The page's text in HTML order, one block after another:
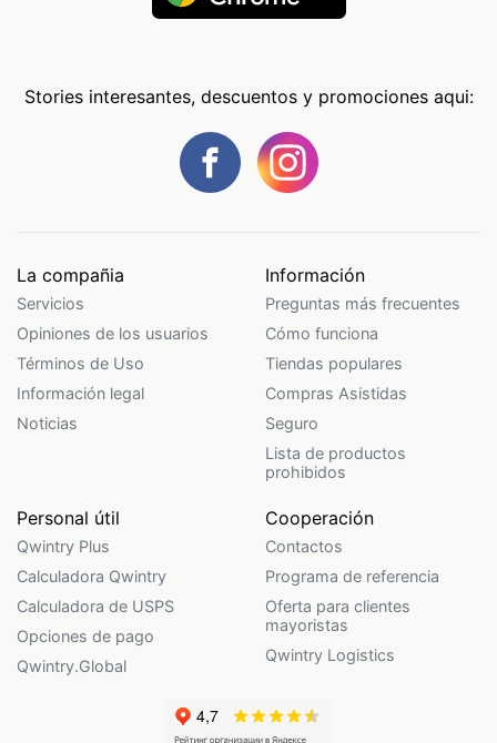
Stories interesantes, descuentos y promociones aqui:
La compañia
Servicios
Opiniones de los usuarios
Términos de Uso
Información legal
Noticias
Información
Preguntas más frecuentes
Cómo funciona
Tiendas populares
Compras Asistidas
Seguro
Lista de productos
prohibidos
Personal útil
Qwintry Plus
Calculadora Qwintry
Calculadora de USPS
Opciones de pago
Qwintry.Global
Cooperación
Contactos
Programa de referencia
Oferta para clientes
mayoristas
Qwintry Logistics